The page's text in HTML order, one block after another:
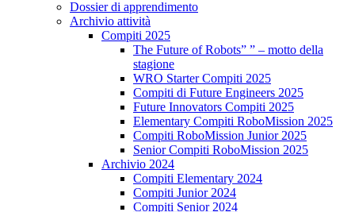
Dossier di apprendimento
Archivio attività
Compiti 2025
The Future of Robots” ” – motto della
stagione
WRO Starter Compiti 2025
Compiti di Future Engineers 2025
Future Innovators Compiti 2025
Elementary Compiti RoboMission 2025
Compiti RoboMission Junior 2025
Senior Compiti RoboMission 2025
Archivio 2024
Compiti Elementary 2024
Compiti Junior 2024
Compiti Senior 2024